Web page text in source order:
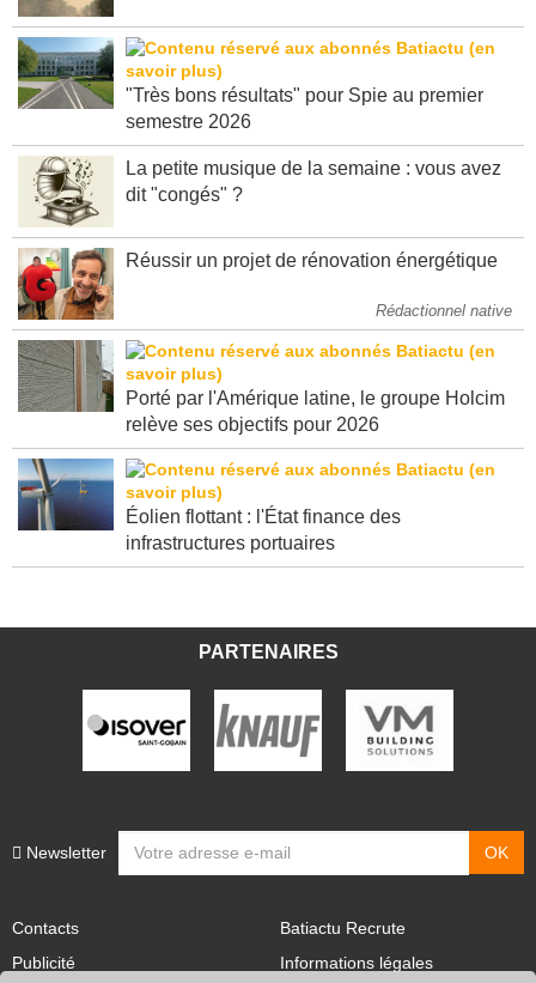
"Très bons résultats" pour Spie au premier
semestre 2026
La petite musique de la semaine : vous avez
dit "congés" ?
Réussir un projet de rénovation énergétique
Rédactionnel native
Porté par l'Amérique latine, le groupe Holcim
relève ses objectifs pour 2026
Éolien flottant : l'État finance des
infrastructures portuaires
PARTENAIRES
Newsletter
Contacts
Publicité
Batiactu Recrute
Informations légales